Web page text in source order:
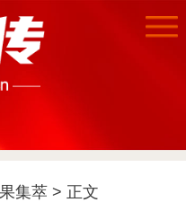
集萃> 正文